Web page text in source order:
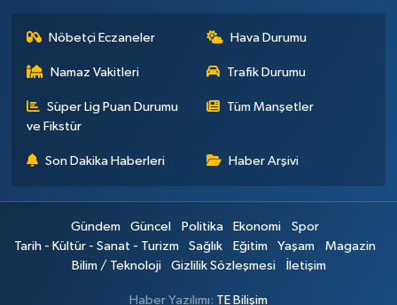
Nöbetçi Eczaneler Hava Durumu
Namaz Vakitleri Trafik Durumu
Süper Lig Puan Durumu
ve Fikstür
Tüm Manşetler
Son Dakika Haberleri Haber Arşivi
Gündem Güncel Politika Ekonomi
Spor
Tarih - Kültür - Sanat - Turizm
Sağlık Eğitim Yaşam
Magazin
Bilim / Teknoloji
Gizlilik Sözleşmesi İletişim
Haber Yazılımı: TE Bilişim